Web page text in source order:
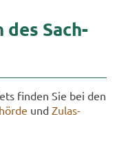
des Sach­
fin­den Sie bei den
und Zu­las­